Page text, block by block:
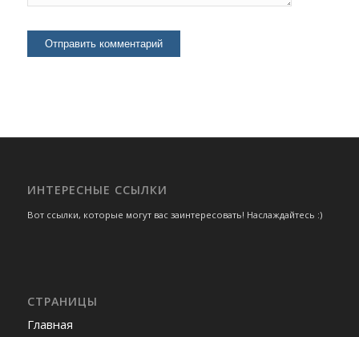
ИНТЕРЕСНЫЕ ССЫЛКИ
Вот ссылки, которые могут вас заинтересовать! Наслаждайтесь :)
СТРАНИЦЫ
Главная